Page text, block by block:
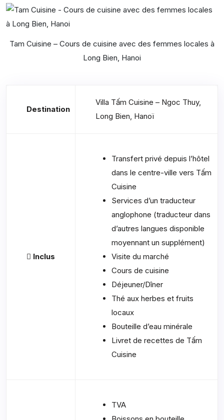
Tam Cuisine – Cours de cuisine avec des femmes locales à
Long Bien, Hanoi
Destination
Villa Tấm Cuisine – Ngoc Thuy,
Long Bien, Hanoï
Inclus
Transfert privé depuis l’hôtel
dans le centre-ville vers Tấm
Cuisine
Services d’un traducteur
anglophone (traducteur dans
d’autres langues disponible
moyennant un supplément)
Visite du marché
Cours de cuisine
Déjeuner/Dîner
Thé aux herbes et fruits
locaux
Bouteille d’eau minérale
Livret de recettes de Tấm
Cuisine
TVA